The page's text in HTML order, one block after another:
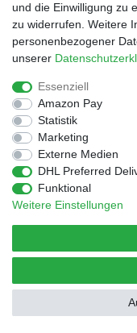
©
und die Einwilligung zu
zu widerrufen. Weitere
personenbezogener
unserer
Essenziell
Amazon Pay
Statistik
Marketing
Externe Medien
DHL Preferred
Funktional
Weitere Einstellungen